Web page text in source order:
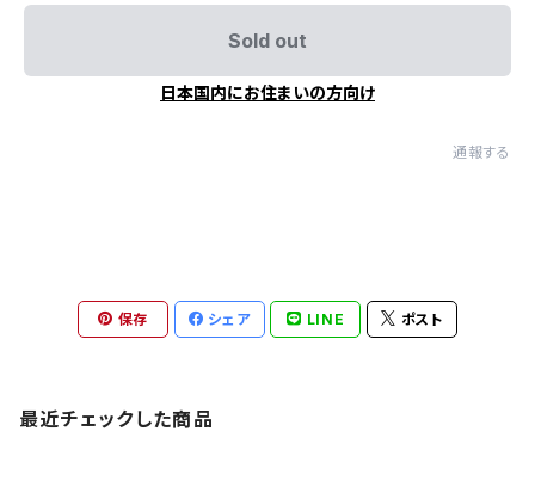
Sold out
日本国内にお住まいの方向け
通報する
保存 シェア LINE ポスト
最近チェックした商品